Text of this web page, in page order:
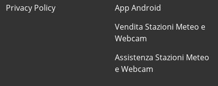
Privacy Policy
App Android
Vendita Stazioni Meteo e
Webcam
Assistenza Stazioni Meteo
e Webcam